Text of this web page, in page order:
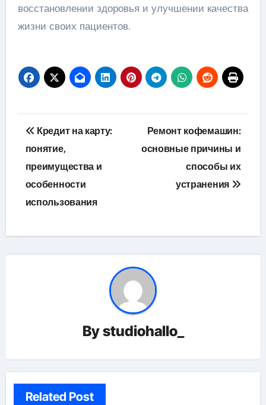
восстановлении здоровья и улучшении качества
жизни своих пациентов.
Навигация
по
записям
Кредит на карту:
понятие,
преимущества и
особенности
использования
Ремонт кофемашин:
основные причины и
способы их
устранения
Bystudiohallo_
Related Post